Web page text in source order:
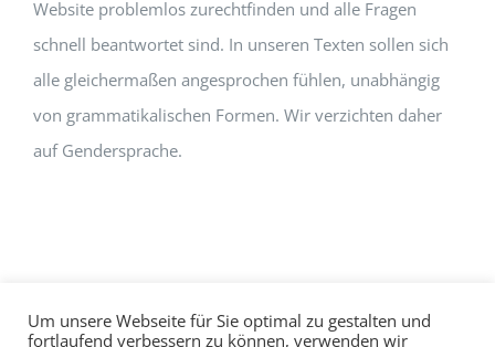
Website problemlos zurechtfinden und alle Fragen
schnell beantwortet sind. In unseren Texten sollen sich
alle gleichermaßen angesprochen fühlen, unabhängig
von grammatikalischen Formen. Wir verzichten daher
auf Gendersprache.
Um unsere Webseite für Sie optimal zu gestalten und
fortlaufend verbessern zu können, verwenden wir